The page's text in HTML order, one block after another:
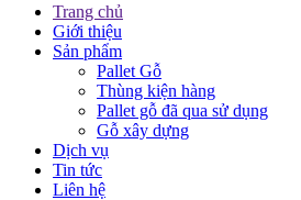
Trang chủ
Giới thiệu
Sản phẩm
Pallet Gỗ
Thùng kiện hàng
Pallet gỗ đã qua sử dụng
Gỗ xây dựng
Dịch vụ
Tin tức
Liên hệ